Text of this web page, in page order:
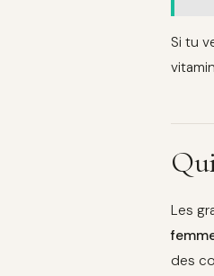
Si tu
Les
des